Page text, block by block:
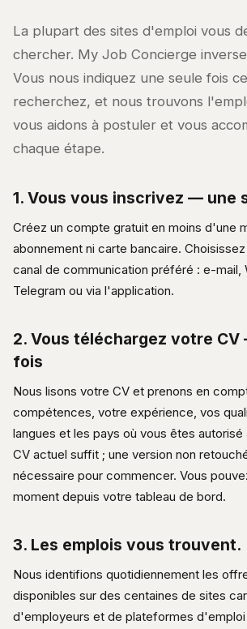
La plupart des sites d'emploi vous
chercher. My Job Concierge
Vous nous indiquez une seule fois
recherchez, et nous trouvons
vous aidons à postuler et vous
chaque étape.
1. Vous vous inscrivez — une
Créez un compte gratuit en moins d'une
abonnement ni carte bancaire.
canal de communication préféré : e-mail,
Telegram ou via l'application.
2. Vous téléchargez votre
fois
Nous lisons votre CV et prenons en
compétences, votre expérience, vos
langues et les pays où vous êtes autorisé
CV actuel suffit ; une version non
nécessaire pour commencer. Vous
moment depuis votre tableau de bord.
3. Les emplois vous trouvent.
Nous identifions quotidiennement les
disponibles sur des centaines de sites
d'employeurs et de plateformes